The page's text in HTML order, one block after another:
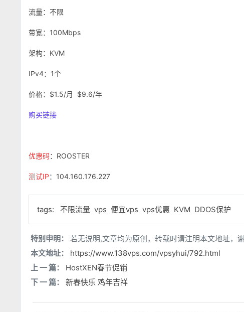
流量：不限
带宽：100Mbps
架构：KVM
IPv4：1个
价格：$1.5/月 $9.6/年
购买链接
优惠码：ROOSTER
测试IP：104.160.176.227
tags: 不限流量 vps 便宜vps vps优惠 KVM DDOS保护
特别申明：
若无说明,文章均为原创，转载时请注明本文地址，谢
本文地址：
https://www.138vps.com/vpsyhui/792.html
上 一 篇：
HostXEN春节促销
下 一 篇：
新春快乐 鸡年吉祥